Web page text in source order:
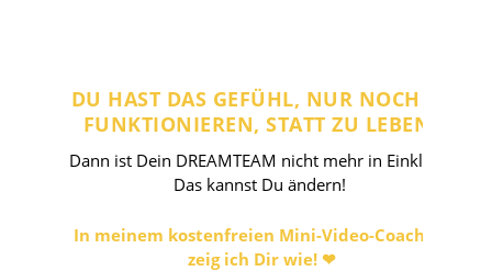
DU HAST DAS GEFÜHL, NUR NOCH ZU
FUNKTIONIEREN, STATT ZU LEBEN?
Dann ist Dein DREAMTEAM nicht mehr in Einklang!
Das kannst Du ändern!
In meinem kostenfreien Mini-Video-Coaching
zeig ich Dir wie! ❤︎